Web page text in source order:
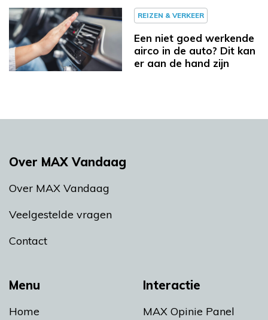
REIZEN & VERKEER
Een niet goed werkende
airco in de auto? Dit kan
er aan de hand zijn
Menu
Home
Interactie
MAX Opinie Panel
Over MAX Vandaag
Over MAX Vandaag
Veelgestelde vragen
Contact